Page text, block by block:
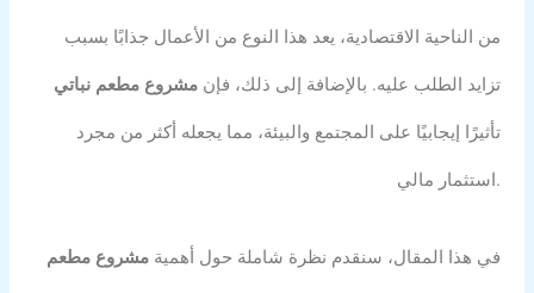
من الناحية الاقتصادية، يعد هذا النوع من الأعمال جذابًا بسبب
تزايد الطلب عليه. بالإضافة إلى ذلك، فإن مشروع مطعم نباتي
تأثيرًا إيجابيًا على المجتمع والبيئة، مما يجعله أكثر من مجرد
استثمار مالي.
في هذا المقال، سنقدم نظرة شاملة حول أهمية مشروع مطعم